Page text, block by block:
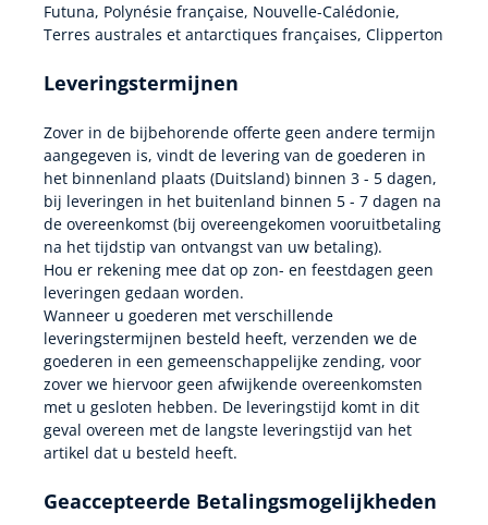
Futuna, Polynésie française, Nouvelle-Calédonie,
Terres australes et antarctiques françaises, Clipperton
Leveringstermijnen
Zover in de bijbehorende offerte geen andere termijn
aangegeven is, vindt de levering van de goederen in
het binnenland plaats (Duitsland) binnen 3 - 5 dagen,
bij leveringen in het buitenland binnen 5 - 7 dagen na
de overeenkomst (bij overeengekomen vooruitbetaling
na het tijdstip van ontvangst van uw betaling).
Hou er rekening mee dat op zon- en feestdagen geen
leveringen gedaan worden.
Wanneer u goederen met verschillende
leveringstermijnen besteld heeft, verzenden we de
goederen in een gemeenschappelijke zending, voor
zover we hiervoor geen afwijkende overeenkomsten
met u gesloten hebben. De leveringstijd komt in dit
geval overeen met de langste leveringstijd van het
artikel dat u besteld heeft.
Geaccepteerde Betalingsmogelijkheden